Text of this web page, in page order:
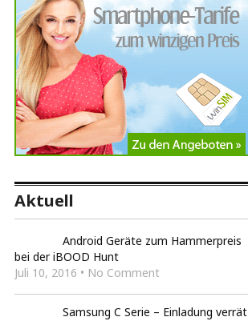
Aktuell
Android Geräte zum Hammerpreis
bei der iBOOD Hunt
Juli 10, 2016 • No Comment
Samsung C Serie – Einladung verrät